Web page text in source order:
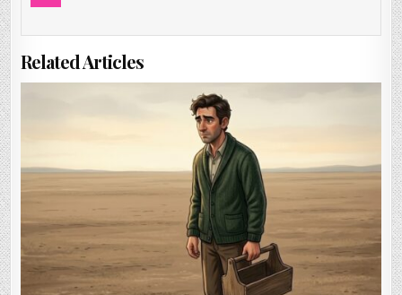
Related Articles